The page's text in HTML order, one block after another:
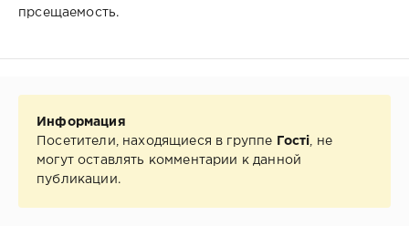
прсещаемость.
Информация
Посетители, находящиеся в группе
Гості , не
могут оставлять комментарии к данной
публикации.